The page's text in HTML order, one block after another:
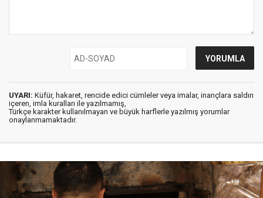
UYARI: Küfür, hakaret, rencide edici cümleler veya imalar, inançlara saldırı
içeren, imla kuralları ile yazılmamış,
Türkçe karakter kullanılmayan ve büyük harflerle yazılmış yorumlar
onaylanmamaktadır.